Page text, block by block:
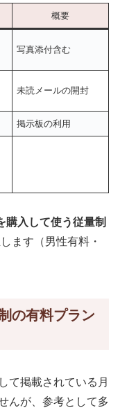
概要
写真添付含む
未読メールの開封
掲示板の利用
購入して使う従量制
ます（男性有料・
の有料プラン
て掲載されている月
んが、参考として多